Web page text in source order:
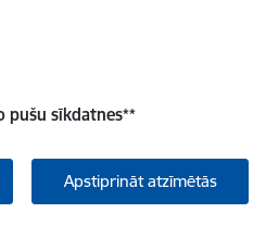
pušu sīkdatnes**
Apstiprināt atzīmētās